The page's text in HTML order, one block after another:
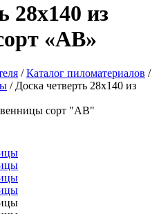
28х140 из
«АВ»
/ Каталог пиломатериалов /
/Доска четверть 28х140 из
сорт "АВ"